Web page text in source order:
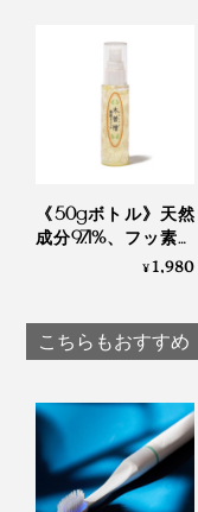
鏡を見ながらブラ
のツルッとした気
の歯磨きが、ます
写真はソラデーオリジナル「
歯の状態やその
心地”を作ってい
のひとつです。
《50gボトル》天然
成分97.1%、フッ素・
発泡剤・研磨剤・保
ジェル」
¥1,980
こちらもおすすめ